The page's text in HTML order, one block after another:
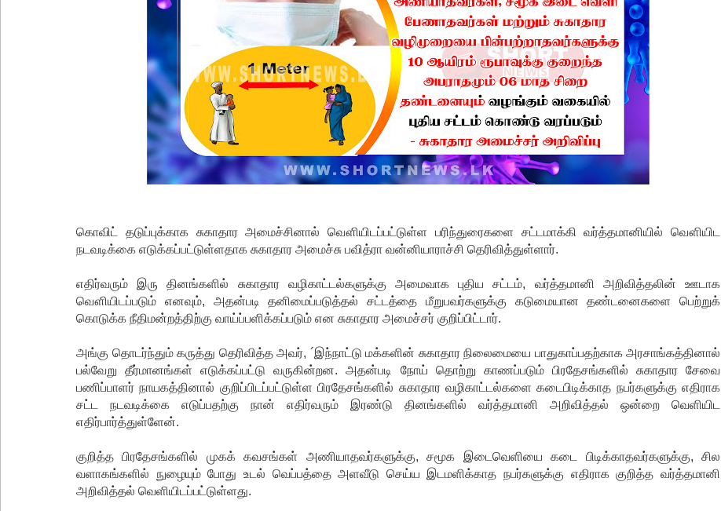
கொவிட் தடுப்புக்காக சுகாதார அமைச்சினால் வௌியிடப்பட்டுள்ள பரிந்துரைகளை சட்டமாக்கி வர்த்தமானியில் வௌியிட
நடவடிக்கை எடுக்கப்பட்டுள்ளதாக சுகாதார அமைச்சு பவித்ரா வன்னியாராச்சி தெரிவித்துள்ளார்.
எதிர்வரும் இரு தினங்களில் சுகாதார வழிகாட்டல்களுக்கு அமைவாக புதிய சட்டம், வர்த்தமானி அறிவித்தலின் ஊடாக
வௌியிடப்படும் எனவும், அதன்படி தனிமைப்படுத்தல் சட்டத்தை மீறுபவர்களுக்கு கடுமையான தண்டனைகளை பெற்றுக்
கொடுக்க நீதிமன்றத்திற்கு வாய்ப்பளிக்கப்படும் என சுகாதார அமைச்சர் குறிப்பிட்டார்.
அங்கு தொடர்ந்தும் கருத்து தெரிவித்த அவர், ´இந்நாட்டு மக்களின் சுகாதார நிலைமையை பாதுகாப்பதற்காக அரசாங்கத்தினால்
பல்வேறு தீர்மானங்கள் எடுக்கப்பட்டு வருகின்றன. அதன்படி நோய் தொற்று காணப்படும் பிரதேசங்களில் சுகாதார சேவை
பணிப்பாளர் நாயகத்தினால் குறிப்பிடப்பட்டுள்ள பிரதேசங்களில் சுகாதார வழிகாட்டல்களை கடைபிடிக்காத நபர்களுக்கு எதிராக
சட்ட நடவடிக்கை எடுப்பதற்கு நான் எதிர்வரும் இரண்டு தினங்களில் வர்த்தமானி அறிவித்தல் ஒன்றை வெளியிட
எதிர்பார்த்துள்ளேன்.
குறித்த பிரதேசங்களில் முகக் கவசங்கள் அணியாதவர்களுக்கு, சமூக இடைவெளியை கடை பிடிக்காதவர்களுக்கு, சில
வளாகங்களில் நுழையும் போது உடல் வெப்பத்தை அளவீடு செய்ய இடமளிக்காத நபர்களுக்கு எதிராக குறித்த வர்த்தமானி
அறிவித்தல் வெளியிடப்பட்டுள்ளது.